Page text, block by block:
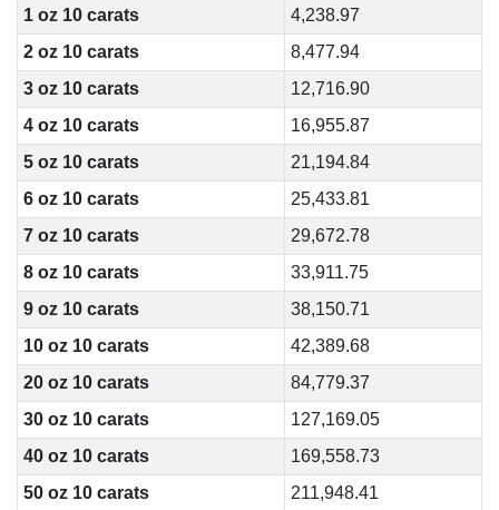
1 oz 10 carats
4,238.97
2 oz 10 carats
8,477.94
3 oz 10 carats
12,716.90
4 oz 10 carats
16,955.87
5 oz 10 carats
21,194.84
6 oz 10 carats
25,433.81
7 oz 10 carats
29,672.78
8 oz 10 carats
33,911.75
9 oz 10 carats
38,150.71
10 oz 10 carats
42,389.68
20 oz 10 carats
84,779.37
30 oz 10 carats
127,169.05
40 oz 10 carats
169,558.73
50 oz 10 carats
211,948.41